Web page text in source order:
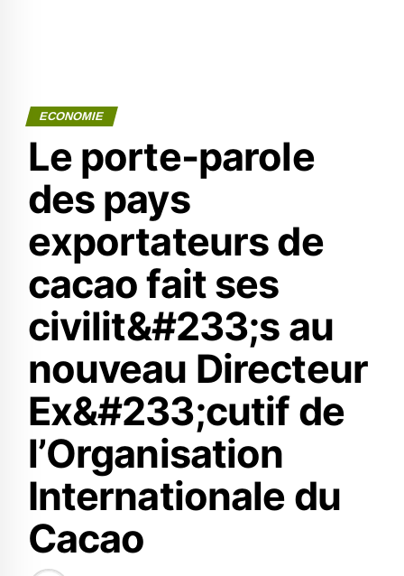
ECONOMIE
Le porte-parole
des pays
exportateurs de
cacao fait ses
civilit&#233;s au
nouveau Directeur
Ex&#233;cutif de
l’Organisation
Internationale du
Cacao